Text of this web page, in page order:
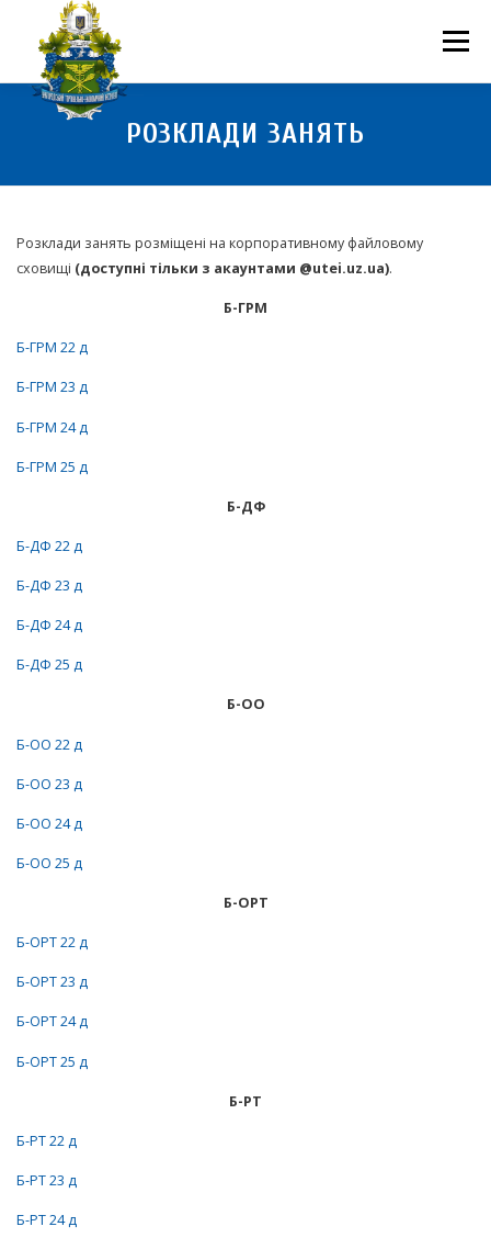
Меню
ПРО НАС НАУКОВА ДІЯЛЬНІСТЬ СТУДЕНТУ
РОЗКЛАДИ ЗАНЯТЬ
Розклади занять розміщені на корпоративному файловому
сховищі (доступні тільки з акаунтами @utei.uz.ua).
Б-ГРМ
Б-ГРМ 22 д
Б-ГРМ 23 д
Б-ГРМ 24 д
Б-ГРМ 25 д
Б-ДФ
Б-ДФ 22 д
Б-ДФ 23 д
Б-ДФ 24 д
Б-ДФ 25 д
Б-ОО
Б-ОО 22 д
Б-ОО 23 д
Б-ОО 24 д
Б-ОО 25 д
Б-ОРТ
Б-ОРТ 22 д
Б-ОРТ 23 д
Б-ОРТ 24 д
Б-ОРТ 25 д
Б-РТ
Б-РТ 22 д
Б-РТ 23 д
Б-РТ 24 д